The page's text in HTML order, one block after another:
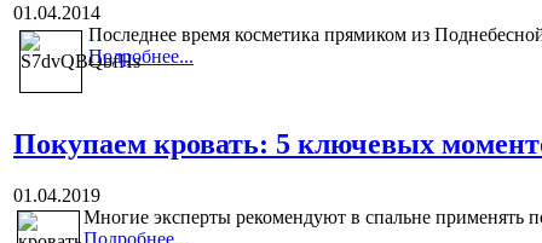
01.04.2014
Последнее время косметика прямиком из
Подробнее...
Покупаем кровать: 5 ключевых
01.04.2019
Многие эксперты рекомендуют в спальне применять
Подробнее...